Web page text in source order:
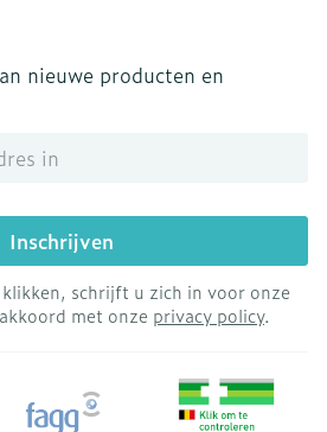
nieuwe producten en
Inschrijven
schrijft u zich in voor onze
met onze privacy policy.